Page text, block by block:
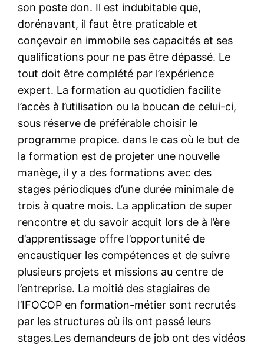
son poste don. Il est indubitable que,
dorénavant, il faut être praticable et
conçevoir en immobile ses capacités et ses
qualifications pour ne pas être dépassé. Le
tout doit être complété par l’expérience
expert. La formation au quotidien facilite
l’accès à l’utilisation ou la boucan de celui-ci,
sous réserve de préférable choisir le
programme propice. dans le cas où le but de
la formation est de projeter une nouvelle
manège, il y a des formations avec des
stages périodiques d’une durée minimale de
trois à quatre mois. La application de super
rencontre et du savoir acquit lors de à l’ère
d’apprentissage offre l’opportunité de
encaustiquer les compétences et de suivre
plusieurs projets et missions au centre de
l’entreprise. La moitié des stagiaires de
l’IFOCOP en formation-métier sont recrutés
par les structures où ils ont passé leurs
stages.Les demandeurs de job ont des vidéos